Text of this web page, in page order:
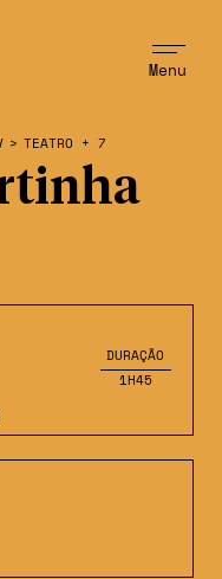
Menu
DURAÇÃO
1H45
> TEATRO + 7